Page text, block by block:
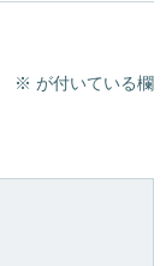
※ が付いている欄